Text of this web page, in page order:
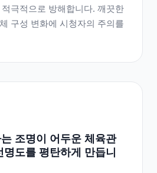
극적으로 방해합니다. 깨끗한
구성 변화에 시청자의 주의를
조명이 어두운 체육관
도를 평탄하게 만듭니